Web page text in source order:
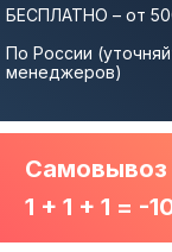
БЕСПЛАТНО – от
По России
менеджеров)
Самовывоз
1 + 1 + 1 = -